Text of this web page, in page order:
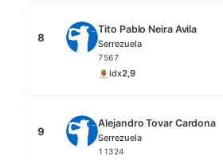
8
Tito Pablo Neira Avila
Serrezuela
7567
Idx2,9
9
Alejandro Tovar Cardona
Serrezuela
11324